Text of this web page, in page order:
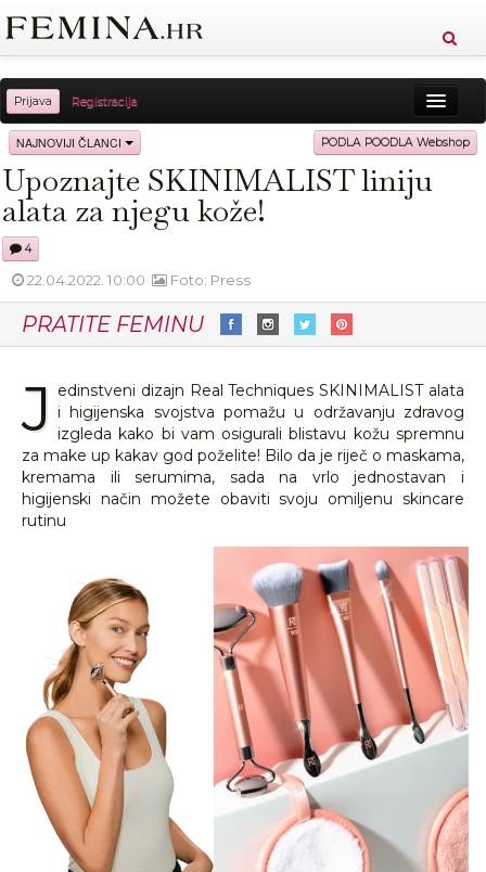
Prijava Registracija
Sreća Zdravlje Vitkost
Moda Ljubav Relax Putovanja Recepti
Proizvodi
NAJNOVIJI ČLANCI PODLA POODLA Webshop
Upoznajte SKINIMALIST liniju
alata za njegu kože!
4
22.04.2022. 10:00 Foto: Press
PRATITE FEMINU
J edinstveni dizajn Real Techniques SKINIMALIST alata
i higijenska svojstva pomažu u održavanju zdravog
izgleda kako bi vam osigurali blistavu kožu spremnu
za make up kakav god poželite! Bilo da je riječ o maskama,
kremama ili serumima, sada na vrlo jednostavan i
higijenski način možete obaviti svoju omiljenu skincare
rutinu